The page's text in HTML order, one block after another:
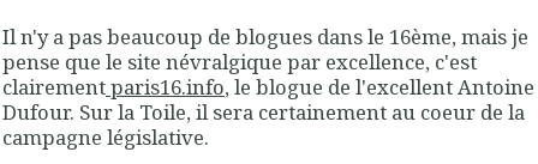
Il n'y a pas beaucoup de blogues dans le 16ème, mais je
pense que le site névralgique par excellence, c'est
clairementparis16.info, le blogue de l'excellent Antoine
Dufour. Sur la Toile, il sera certainement au coeur de la
campagne législative.